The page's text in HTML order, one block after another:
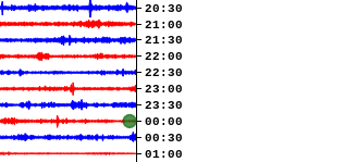
20:30
21:00
21:30
22:00
22:30
23:00
23:30
00:00
00:30
01:00